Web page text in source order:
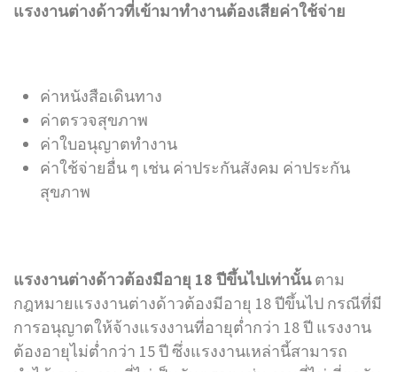
แรงงานต่างด้าวที่เข้ามาทำงานต้องเสียค่าใช้จ่าย
ค่าหนังสือเดินทาง
ค่าตรวจสุขภาพ
ค่าใบอนุญาตทำงาน
ค่าใช้จ่ายอื่น ๆ เช่น ค่าประกันสังคม ค่าประกัน
สุขภาพ
แรงงานต่างด้าวต้องมีอายุ 18 ปีขึ้นไปเท่านั้นตาม
กฎหมายแรงงานต่างด้าวต้องมีอายุ 18 ปีขึ้นไป กรณีที่มี
การอนุญาตให้จ้างแรงงานที่อายุต่ำกว่า 18 ปี แรงงาน
ต้องอายุไม่ต่ำกว่า 15 ปี ซึ่งแรงงานเหล่านี้สามารถ